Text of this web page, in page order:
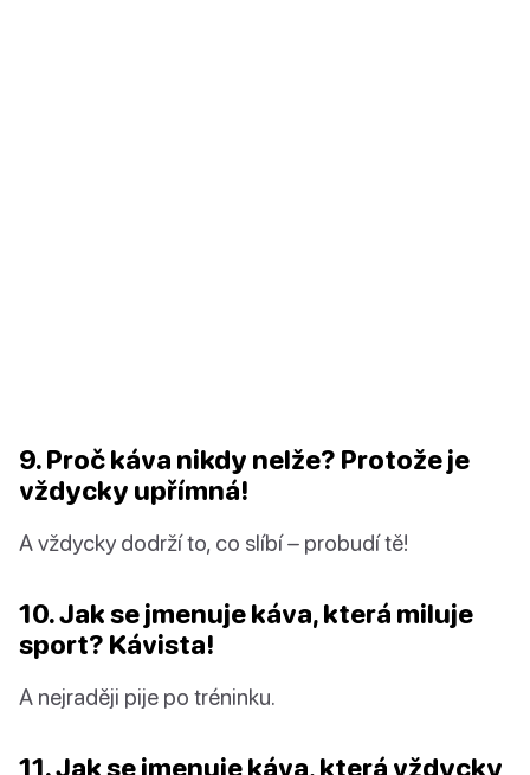
9. Proč káva nikdy nelže? Protože je
vždycky upřímná!
A vždycky dodrží to, co slíbí – probudí tě!
10. Jak se jmenuje káva, která miluje
sport? Kávista!
A nejraději pije po tréninku.
11. Jak se jmenuje káva, která vždycky